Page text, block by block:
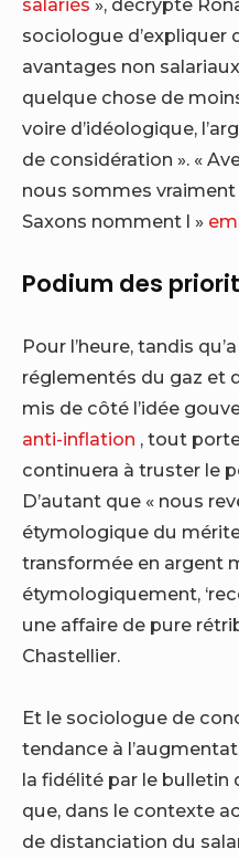
salariés », décrypte
sociologue d’expliquer
avantages non
quelque chose de
voire d’idéologique,
de considération ». «
nous sommes
Saxons nomment l »
Podium des
Pour l’heure, tandis
réglementés du gaz et
mis de côté l’idée
anti-inflation , tout
continuera à truster le
D’autant que « nous
étymologique du mérite
transformée en argent
étymologiquement,
une affaire de pure
Chastellier.
Et le sociologue de
tendance à
la fidélité par le bulletin
que, dans le contexte
de distanciation du